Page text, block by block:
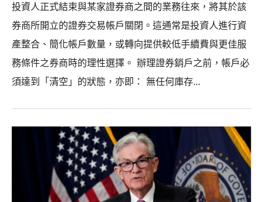
投資人正式結束與某家證券商之間的業務往來，將其於該
券商所開立的證券交易帳戶關閉。這通常是投資人進行資
產整合、簡化帳戶數量，或轉向提供較低手續費與更佳服
務條件之券商時的理性選擇。 辦理證券銷戶之前，帳戶必
須達到「清空」的狀態，亦即： 無任何庫存...